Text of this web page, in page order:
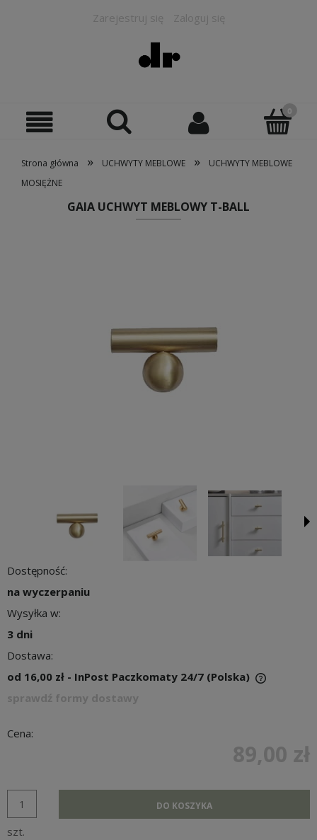
Zarejestruj się Zaloguj się
Strona główna » UCHWYTY MEBLOWE »
UCHWYTY MEBLOWE
MOSIĘŻNE
GAIA UCHWYT MEBLOWY T-BALL
Dostępność:
na wyczerpaniu
Wysyłka w:
3 dni
Dostawa:
od 16,00 zł - InPost Paczkomaty 24/7 (Polska)
sprawdź formy dostawy
Cena:
89,00 zł
szt.
DO KOSZYKA